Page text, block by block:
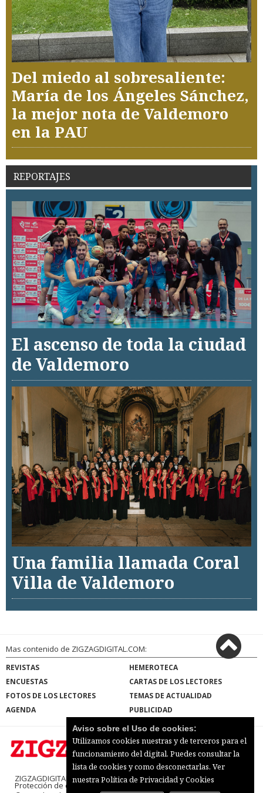
Del miedo al sobresaliente:
María de los Ángeles Sánchez,
la mejor nota de Valdemoro
en la PAU
REPORTAJES
El ascenso de toda la ciudad
de Valdemoro
Una familia llamada Coral
Villa de Valdemoro
Mas contenido de ZIGZAGDIGITAL.COM:
REVISTAS
HEMEROTECA
ENCUESTAS
CARTAS DE LOS LECTORES
FOTOS DE LOS LECTORES
TEMAS DE ACTUALIDAD
AGENDA
PUBLICIDAD
ZIGZAGDIGITAL.COM |Términos de uso|
Protección de datos|Mapa del sitio
Aviso sobre el Uso de cookies:
Utilizamos cookies nuestras y de terceros para el
funcionamiento del digital. Puedes consultar la
lista de cookies y como desconectarlas. Ver
nuestra Política de Privacidad y Cookies